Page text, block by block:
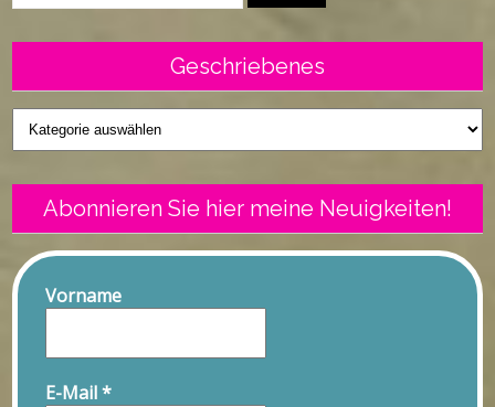
Geschriebenes
Geschriebenes
Abonnieren Sie hier meine Neuigkeiten!
Vorname
E-Mail*